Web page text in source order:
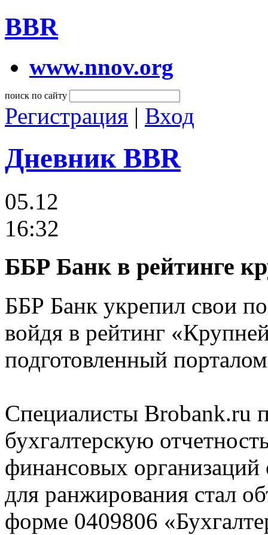
BBR
www.nnov.org
поиск по сайту
Регистрация | Вход
Дневник BBR
05.12
16:32
ББР Банк в рейтинге
ББР Банк укрепил свои
войдя в рейтинг
подготовленный
Специалисты Brobank.ru
бухгалтерскую
финансовых
для ранжирования стал
форме 0409806